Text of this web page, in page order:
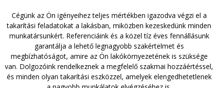
Cégünk az Ön igényeihez teljes mértékben igazodva végzi el a
takarítási feladatokat a lakásban, miközben kezeskedünk minden
munkatársunkért. Referenciáink és a közel tíz éves fennállásunk
garantálja a lehető legnagyobb szakértelmet és
megbízhatóságot, amire az Ön lakókörnyezetének is szüksége
van. Dolgozóink rendelkeznek a megfelelő szakmai hozzáértéssel,
és minden olyan takarítási eszközzel, amelyek elengedhetetlenek